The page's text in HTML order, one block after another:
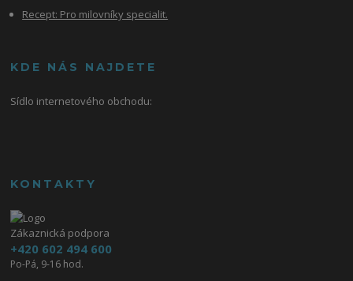
Recept: Pro milovníky specialit.
KDE NÁS NAJDETE
Sídlo internetového obchodu:
KONTAKTY
Zákaznická podpora
+420 602 494 600
Po-Pá, 9-16 hod.